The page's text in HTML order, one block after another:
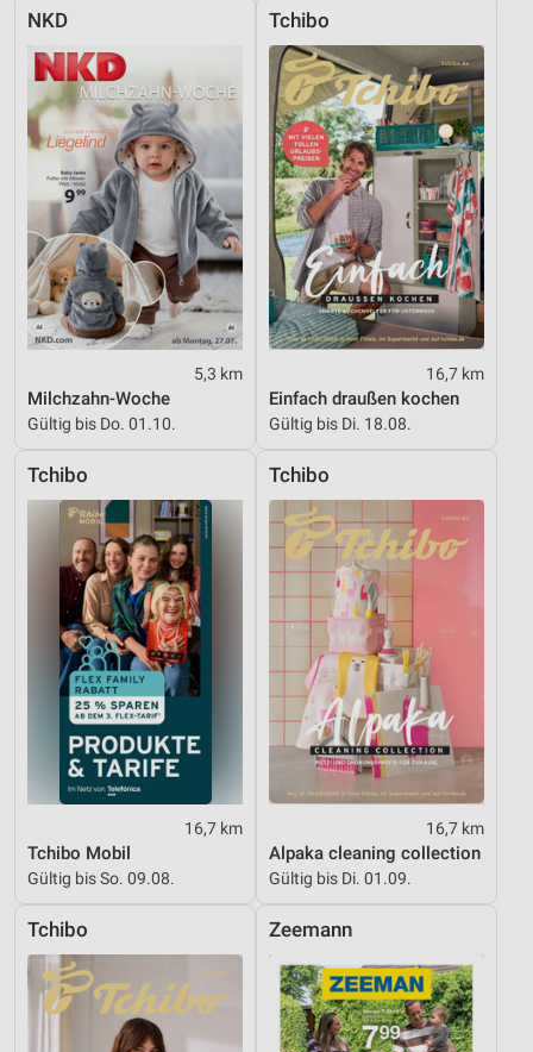
NKD
5,3 km
Milchzahn-Woche
Gültig bis Do. 01.10.
Tchibo
16,7 km
Einfach draußen kochen
Gültig bis Di. 18.08.
Tchibo
16,7 km
Tchibo Mobil
Gültig bis So. 09.08.
Tchibo
16,7 km
Alpaka cleaning collection
Gültig bis Di. 01.09.
Tchibo Zeemann